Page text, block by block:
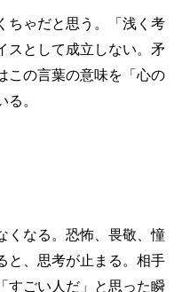
ちゃだと思う。「浅く考
スとして成立しない。矛
この言葉の意味を「心の
。
くなる。恐怖、畏敬、憧
、思考が止まる。相手
すごい人だ」と思った瞬